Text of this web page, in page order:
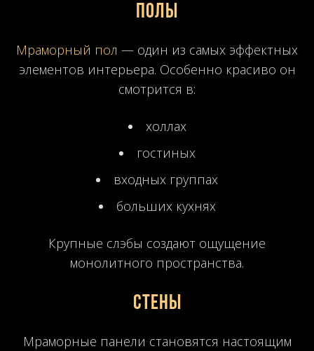
Полы
Мраморный пол — один из самых эффектных
элементов интерьера. Особенно красиво он
смотрится в:
холлах
гостиных
входных группах
больших кухнях
Крупные слэбы создают ощущение
монолитного пространства.
Стены
Мраморные панели становятся настоящим